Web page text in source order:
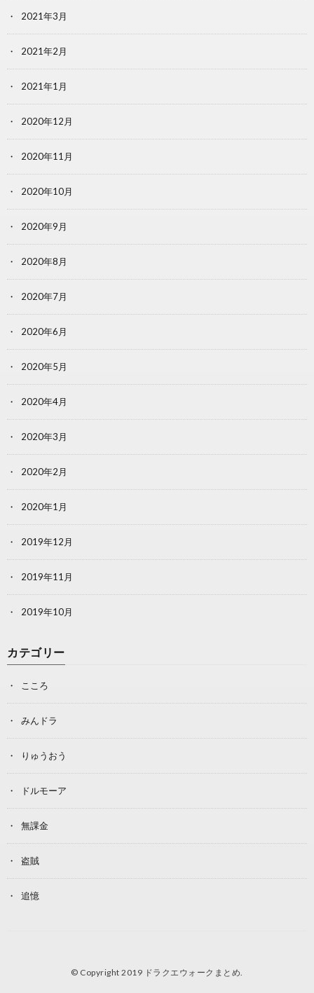
2021年3月
2021年2月
2021年1月
2020年12月
2020年11月
2020年10月
2020年9月
2020年8月
2020年7月
2020年6月
2020年5月
2020年4月
2020年3月
2020年2月
2020年1月
2019年12月
2019年11月
2019年10月
カテゴリー
こころ
みんドラ
りゅうおう
ドルモーア
無課金
盗賊
追憶
© Copyright 2019 ドラクエウォークまとめ.